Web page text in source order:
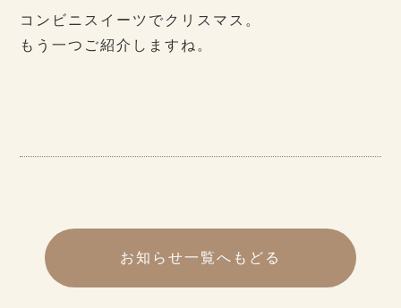
コンビニスイーツでクリスマス。
もう一つご紹介しますね。
お知らせ一覧へもどる